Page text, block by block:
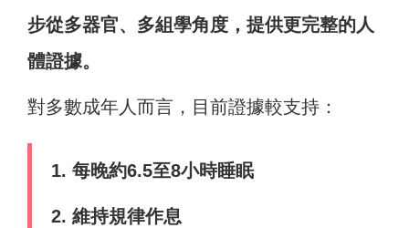
步從多器官、多組學角度，提供更完整的人
體證據。
對多數成年人而言，目前證據較支持：
1. 每晚約6.5至8小時睡眠
2. 維持規律作息